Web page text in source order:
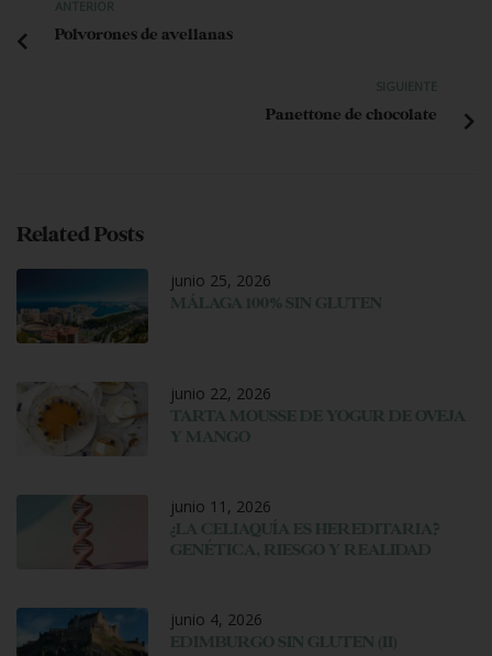
ANTERIOR
Polvorones de avellanas
SIGUIENTE
Panettone de chocolate
Related Posts
junio 25, 2026
MÁLAGA 100% SIN GLUTEN
junio 22, 2026
TARTA MOUSSE DE YOGUR DE OVEJA
Y MANGO
junio 11, 2026
¿LA CELIAQUÍA ES HEREDITARIA?
GENÉTICA, RIESGO Y REALIDAD
junio 4, 2026
EDIMBURGO SIN GLUTEN (II)